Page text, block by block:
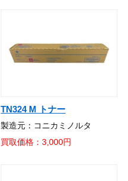
TN324 M トナー
製造元：コニカミノルタ
買取価格：3,000円